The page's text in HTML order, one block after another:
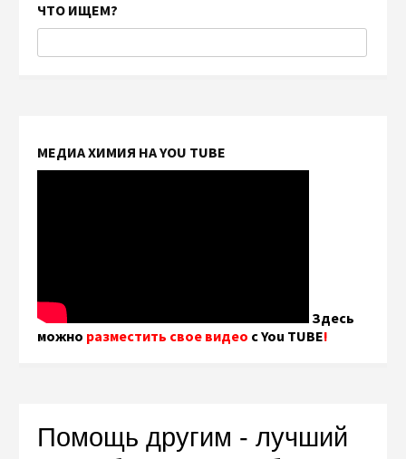
ЧТО ИЩЕМ?
МЕДИА ХИМИЯ НА YOU TUBE
Здесь
можно разместить свое видео с You TUBE!
Помощь другим - лучший